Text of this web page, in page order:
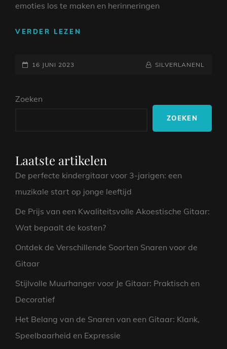
emoties los te maken en herinneringen
VERDER LEZEN
GEPLAATST
16 JUNI 2023 NAAMREGEL
BYLINE
SILVERLANENL
Zoeken
ZOEKEN
Laatste artikelen
De perfecte kindergitaar voor 3-jarigen: een
muzikale start op jonge leeftijd
De Prijs van een Kwaliteitsvolle Akoestische Gitaar:
Wat bepaalt de kosten?
Ontdek de Verschillende Soorten Snaren voor de
Gitaar
Stijlvolle Muurhanger voor Je Gitaar: Praktisch en
Decoratief
Het Belang van de Snaren van een Gitaar: Klank,
Speelbaarheid en Expressie